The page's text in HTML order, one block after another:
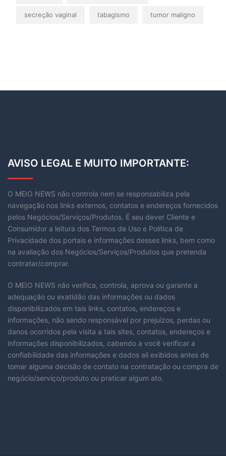
secreção vaginal tabagismo tumor maligno
AVISO LEGAL E MUITO IMPORTANTE:
O MEIO NEWS não controla nem se responsabiliza pela
navegação nos links externos, contatos e endereços fornecidos
pelos Negócios/Serviços/Produtos. É seu dever Cliente e
Consumidor a leitura dos Termos de Uso e Política de
Privacidade dos portais e informações desses links, bem como
na avaliação dos Negócios/Serviços/Produtos que pretenda
contratar/comprar.
O MEIO NEWS não verifica, controla, aprova ou garante a
adequação ou exatidão das informações ou dados
disponibilizados em tais links, contatos, endereços e
informações, não sendo responsável por prejuízos, perdas ou
danos ocorridos pela visita a tais sites, contatos, endereços e
informações disponibilizados, cabendo a você verificar a
confiabilidade das informações e dados ali exibidos antes de
tomar alguma decisão de contato na contratação ou compra de
negócio/serviço/produto ou praticar algum ato.